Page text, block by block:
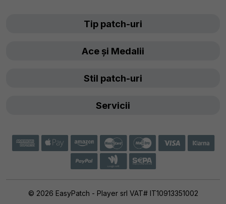
Tip patch-uri
Ace și Medalii
Stil patch-uri
Servicii
© 2026 EasyPatch - Player srl VAT# IT10913351002